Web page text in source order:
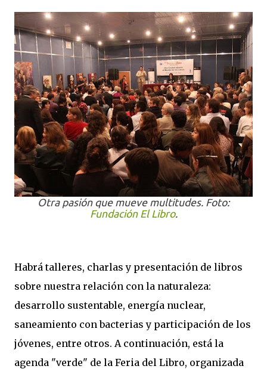
Otra pasión que mueve multitudes. Foto:
Fundación El Libro.
Habrá talleres, charlas y presentación de libros
sobre nuestra relación con la naturaleza:
desarrollo sustentable, energía nuclear,
saneamiento con bacterias y participación de los
jóvenes, entre otros. A continuación, está la
agenda "verde" de la Feria del Libro, organizada